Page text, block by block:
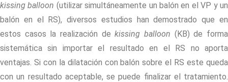
kissing balloon (utilizar simultáneamente un balón en el VP y un
balón en el RS), diversos estudios han demostrado que en
estos casos la realización dekissing balloon (KB) de forma
sistemática sin importar el resultado en el RS no aporta
ventajas. Si con la dilatación con balón sobre el RS este queda
con un resultado aceptable, se puede finalizar el tratamiento.